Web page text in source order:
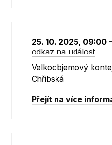
25. 10. 2025, 09:00
odkaz na událost
Velkoobjemový
Chřibská
Přejít na více